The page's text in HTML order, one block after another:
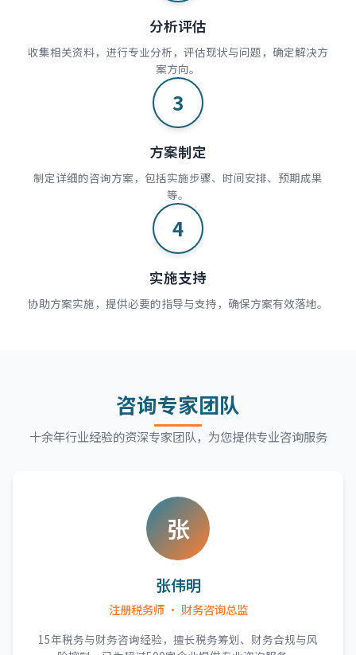
分析评估
收集相关资料，进行专业分析，评估现状与问题，确定解决方
案方向。
3
方案制定
制定详细的咨询方案，包括实施步骤、时间安排、预期成果
等。
4
实施支持
协助方案实施，提供必要的指导与支持，确保方案有效落地。
咨询专家团队
十余年行业经验的资深专家团队，为您提供专业咨询服务
张
张伟明
注册税务师 · 财务咨询总监
15年税务与财务咨询经验，擅长税务筹划、财务合规与风